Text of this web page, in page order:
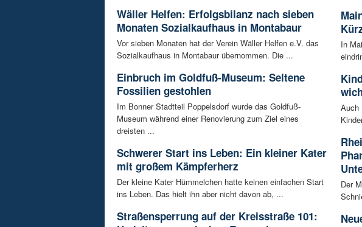
Wäller Helfen: Erfolgsbilanz nach sieben
Monaten Sozialkaufhaus in Montabaur
Vor sieben Monaten hat der Verein Wäller Helfen e.V. das
Sozialkaufhaus in Montabaur übernommen. Die ...
Einbruch im Goldfuß-Museum: Seltene
Fossilien gestohlen
Im Bonner Stadtteil Poppelsdorf wurde das Goldfuß-
Museum während einer Renovierung zum Ziel eines
dreisten ...
Schwerer Start ins Leben: Ein kleiner Kater
mit großem Kämpferherz
Der kleine Kater Hümmelchen hatte keinen einfachen Start
ins Leben. Das hielt ihn aber nicht davon ab, ...
Straßensperrung auf der Kreisstraße 101:
In
Auch
Der